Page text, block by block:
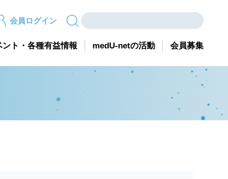
会員ログイン
ント・各種有益情報 medU-netの活動 会員募集